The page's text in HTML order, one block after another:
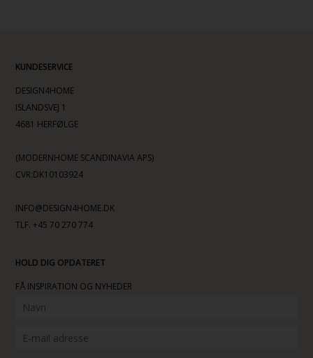
KUNDESERVICE
DESIGN4HOME
ISLANDSVEJ 1
4681 HERFØLGE
(MODERNHOME SCANDINAVIA APS)
CVR:DK10103924
INFO@DESIGN4HOME.DK
TLF. +45 70 270 774
HOLD DIG OPDATERET
FÅ INSPIRATION OG NYHEDER